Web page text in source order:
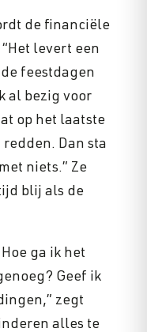
de financiële
levert een
feestdagen
al bezig voor
op het laatste
Dan sta
niets.” Ze
blij als de
ga ik het
Geef ik
zegt
alles te